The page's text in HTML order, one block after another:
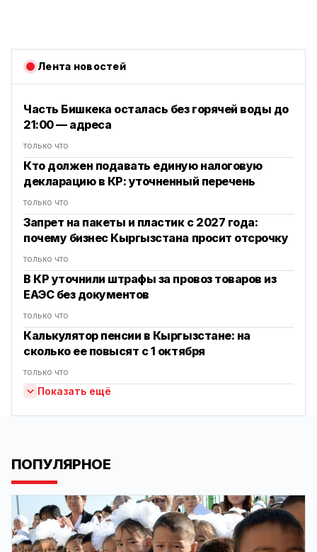
Лента новостей
Часть Бишкека осталась без горячей воды до
21:00 — адреса
только что
Кто должен подавать единую налоговую
декларацию в КР: уточненный перечень
только что
Запрет на пакеты и пластик с 2027 года:
почему бизнес Кыргызстана просит отсрочку
только что
В КР уточнили штрафы за провоз товаров из
ЕАЭС без документов
только что
Калькулятор пенсии в Кыргызстане: на
сколько ее повысят с 1 октября
только что
Показать ещё
ПОПУЛЯРНОЕ